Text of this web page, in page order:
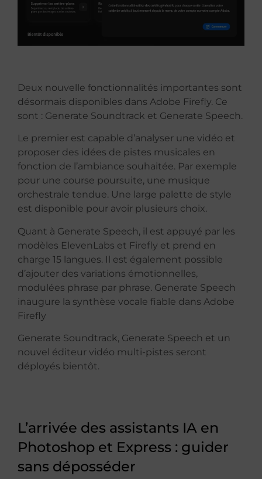
Deux nouvelle fonctionnalités importantes sont
désormais disponibles dans Adobe Firefly. Ce
sont : Generate Soundtrack et Generate Speech.
Le premier est capable d’analyser une vidéo et
proposer des idées de pistes musicales en
fonction de l’ambiance souhaitée. Par exemple
pour une course poursuite, une musique
orchestrale tendue. Une large palette de style
est disponible pour avoir plusieurs choix.
Quant à Generate Speech, il est appuyé par les
modèles ElevenLabs et Firefly et prend en
charge 15 langues. Il est également possible
d’ajouter des variations émotionnelles,
modulées phrase par phrase. Generate Speech
inaugure la synthèse vocale fiable dans Adobe
Firefly
Generate Soundtrack, Generate Speech et un
nouvel éditeur vidéo multi-pistes seront
déployés bientôt.
L’arrivée des assistants IA en
Photoshop et Express : guider
sans déposséder